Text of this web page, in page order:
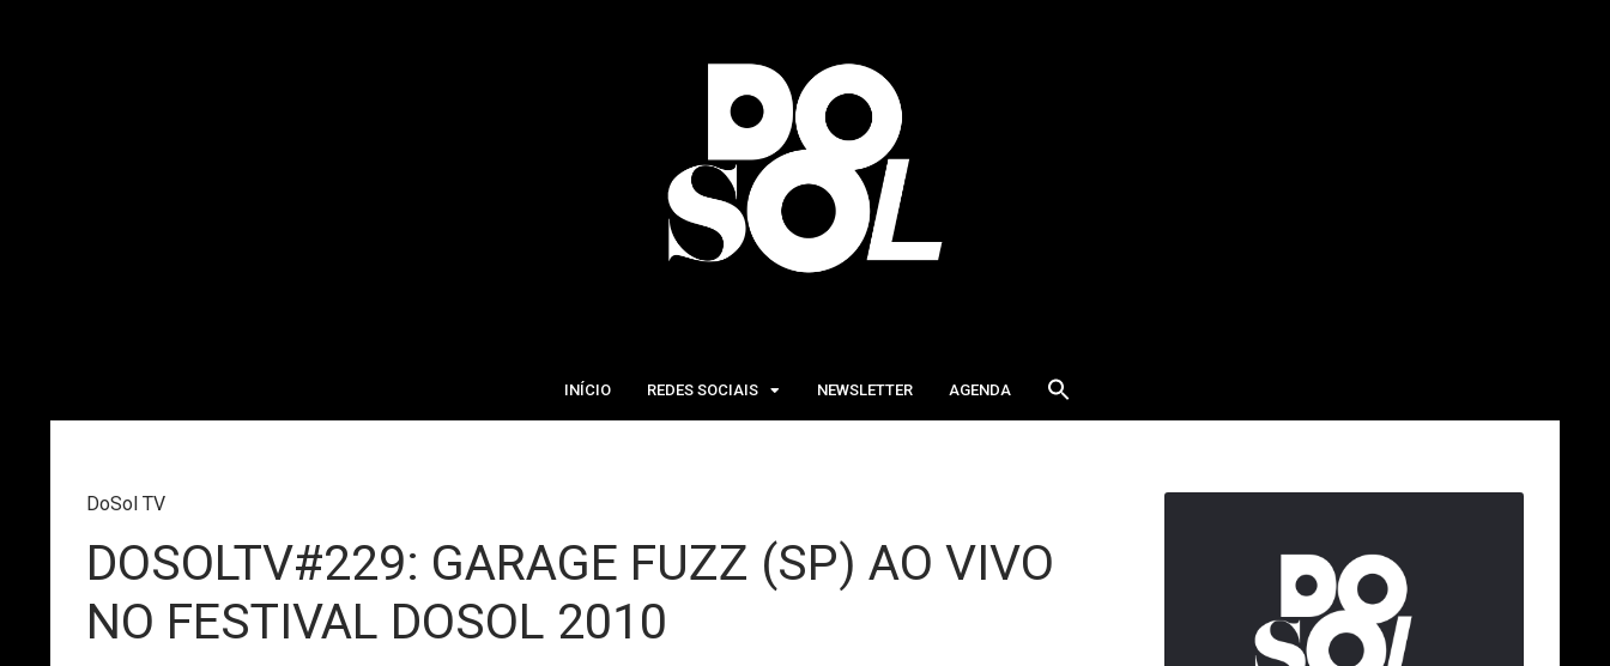
INÍCIO REDES SOCIAIS NEWSLETTER AGENDA
DoSol TV
DOSOLTV#229: GARAGE FUZZ (SP) AO VIVO
NO FESTIVAL DOSOL 2010